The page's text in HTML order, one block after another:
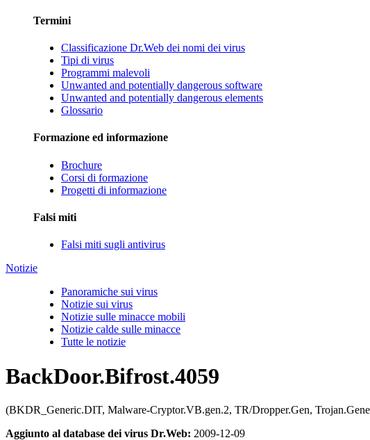
Termini
Classificazione Dr.Web dei nomi dei virus
Tipi di virus
Programmi malevoli
Unwanted and potentially dangerous software
Unwanted and potentially dangerous elements
Glossario
Formazione ed informazione
Brochure
Corsi di formazione
Progetti di informazione
Falsi miti
Falsi miti sugli antivirus
Notizie
Panoramiche sui virus
Notizie sui virus
Notizie sulle minacce mobili
Notizie calde sulle minacce
Tutte le notizie
BackDoor.Bifrost.4059
(BKDR_Generic.DIT, Malware-Cryptor.VB.gen.2, TR/Dropper.Gen,
Aggiunto al database dei virus Dr.Web: 2009-12-09